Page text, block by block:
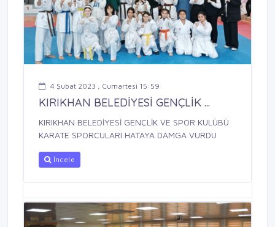
4 Şubat 2023 , Cumartesi 15:59
KIRIKHAN BELEDİYESİ GENÇLİK ...
KIRIKHAN BELEDİYESİ GENÇLİK VE SPOR KULÜBÜ
KARATE SPORCULARI HATAYA DAMGA VURDU
İncele